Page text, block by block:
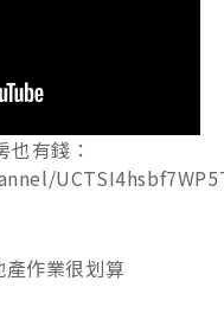
有錢：
作業很划算